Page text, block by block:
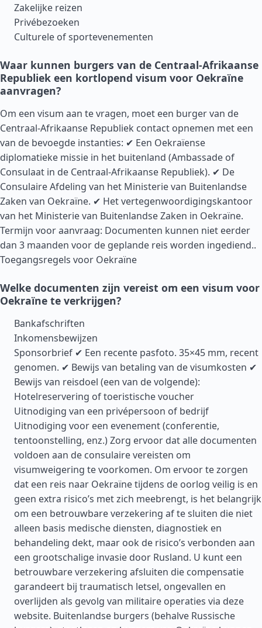
Zakelijke reizen
Privébezoeken
Culturele of sportevenementen
Waar kunnen burgers van de Centraal-Afrikaanse
Republiek een kortlopend visum voor Oekraïne
aanvragen?
Om een visum aan te vragen, moet een burger van de
Centraal-Afrikaanse Republiek contact opnemen met een
van de bevoegde instanties: ✔ Een Oekraïense
diplomatieke missie in het buitenland (Ambassade of
Consulaat in de Centraal-Afrikaanse Republiek). ✔ De
Consulaire Afdeling van het Ministerie van Buitenlandse
Zaken van Oekraïne. ✔ Het vertegenwoordigingskantoor
van het Ministerie van Buitenlandse Zaken in Oekraïne.
Termijn voor aanvraag: Documenten kunnen niet eerder
dan 3 maanden voor de geplande reis worden ingediend..
Toegangsregels voor Oekraïne
Welke documenten zijn vereist om een visum voor
Oekraïne te verkrijgen?
Bankafschriften
Inkomensbewijzen
Sponsorbrief ✔ Een recente pasfoto. 35×45 mm, recent
genomen. ✔ Bewijs van betaling van de visumkosten ✔
Bewijs van reisdoel (een van de volgende):
Hotelreservering of toeristische voucher
Uitnodiging van een privépersoon of bedrijf
Uitnodiging voor een evenement (conferentie,
tentoonstelling, enz.) Zorg ervoor dat alle documenten
voldoen aan de consulaire vereisten om
visumweigering te voorkomen. Om ervoor te zorgen
dat een reis naar Oekraïne tijdens de oorlog veilig is en
geen extra risico’s met zich meebrengt, is het belangrijk
om een betrouwbare verzekering af te sluiten die niet
alleen basis medische diensten, diagnostiek en
behandeling dekt, maar ook de risico’s verbonden aan
een grootschalige invasie door Rusland. U kunt een
betrouwbare verzekering afsluiten die compensatie
garandeert bij traumatisch letsel, ongevallen en
overlijden als gevolg van militaire operaties via deze
website. Buitenlandse burgers (behalve Russische